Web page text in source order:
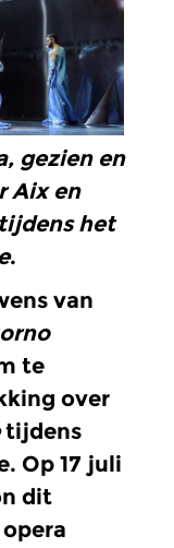
gezien en
Aix en
het
.
van
te
over
tijdens
Op 17 juli
dit